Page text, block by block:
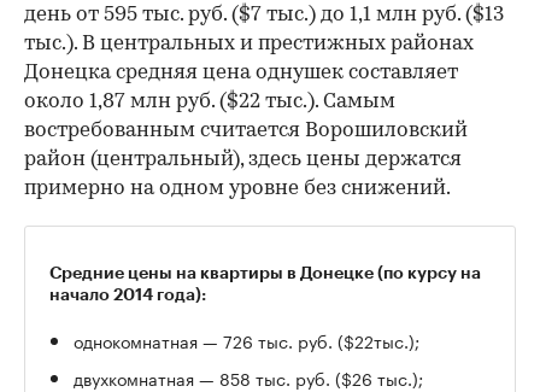
день от 595 тыс. руб. ($7 тыс.) до 1,1 млн руб. ($13
тыс.). В центральных и престижных районах
Донецка средняя цена однушек составляет
около 1,87 млн руб. ($22 тыс.). Cамым
востребованным считается Ворошиловский
район (центральный), здесь цены держатся
примерно на одном уровне без снижений.
Средние цены на квартиры в Донецке (по курсу на
начало 2014 года):
однокомнатная — 726 тыс. руб. ($22тыс.);
двухкомнатная — 858 тыс. руб. ($26 тыс.);